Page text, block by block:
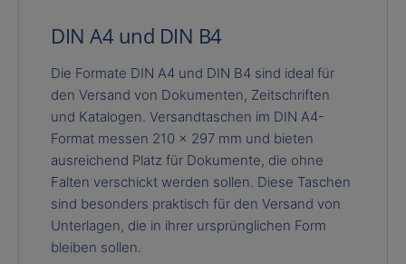
DIN A4 und DIN B4
Die Formate DIN A4 und DIN B4 sind ideal für
den Versand von Dokumenten, Zeitschriften
und Katalogen. Versandtaschen im DIN A4-
Format messen 210 x 297 mm und bieten
ausreichend Platz für Dokumente, die ohne
Falten verschickt werden sollen. Diese Taschen
sind besonders praktisch für den Versand von
Unterlagen, die in ihrer ursprünglichen Form
bleiben sollen.